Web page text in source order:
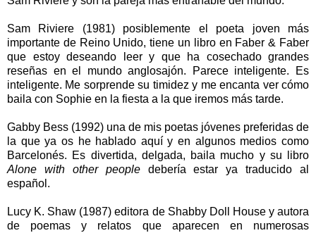
Sam Riviere (1981) posiblemente el poeta joven más
importante de Reino Unido, tiene un libro en Faber & Faber
que estoy deseando leer y que ha cosechado grandes
reseñas en el mundo anglosajón. Parece inteligente. Es
inteligente. Me sorprende su timidez y me encanta ver cómo
baila con Sophie en la fiesta a la que iremos más tarde.
Gabby Bess (1992) una de mis poetas jóvenes preferidas de
la que ya os he hablado aquí y en algunos medios como
Barcelonés. Es divertida, delgada, baila mucho y su libro
Alone with other people debería estar ya traducido al
español.
Lucy K. Shaw (1987) editora de Shabby Doll House y autora
de poemas y relatos que aparecen en numerosas